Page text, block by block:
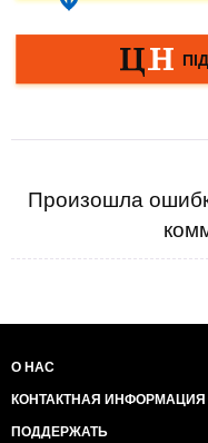
Произошла
О НАС
КОНТАКТНАЯ ИНФОРМАЦИЯ
ПОДДЕРЖАТЬ